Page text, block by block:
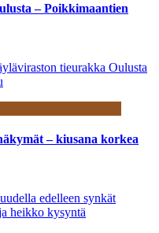
– Poikkimaantien
tieurakka Oulusta
– kiusana korkea
edelleen synkät
heikko kysyntä